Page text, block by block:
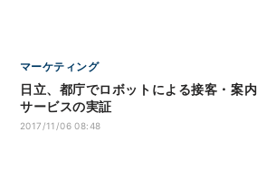
マーケティング
日立、都庁でロボットによる接客・案内
サービスの実証
2017/11/06 08:48